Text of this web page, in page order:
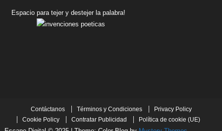
Espacio para tejer y destejer la palabra!
Contáctanos Términos y Condiciones
Privacy Policy
Cookie Policy
Contratar Publicidad Política de cookie (UE)